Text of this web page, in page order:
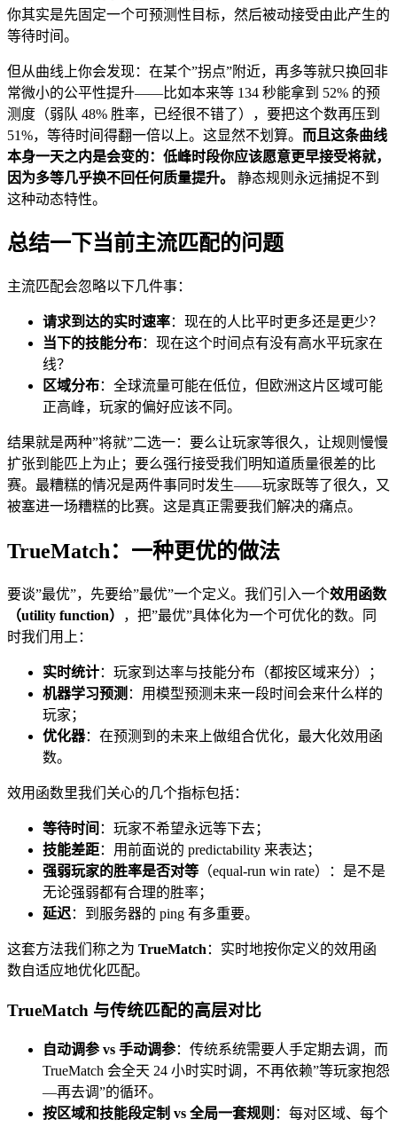
你其实是先固定一个可预测性目标，然后被动接受由此产生的
等待时间。
但从曲线上你会发现：在某个”拐点”附近，再多等就只换回非
常微小的公平性提升——比如本来等 134 秒能拿到 52% 的预
测度（弱队 48% 胜率，已经很不错了），要把这个数再压到
51%，等待时间得翻一倍以上。这显然不划算。 而且这条曲线
本身一天之内是会变的：低峰时段你应该愿意更早接受将就，
因为多等几乎换不回任何质量提升。
静态规则永远捕捉不到
这种动态特性。
总结一下当前主流匹配的问题
主流匹配会忽略以下几件事：
请求到达的实时速率：现在的人比平时更多还是更少？
当下的技能分布：现在这个时间点有没有高水平玩家在
线？
区域分布：全球流量可能在低位，但欧洲这片区域可能
正高峰，玩家的偏好应该不同。
结果就是两种”将就”二选一：要么让玩家等很久，让规则慢慢
扩张到能匹上为止；要么强行接受我们明知道质量很差的比
赛。最糟糕的情况是两件事同时发生——玩家既等了很久，又
被塞进一场糟糕的比赛。这是真正需要我们解决的痛点。
TrueMatch：一种更优的做法
要谈”最优”，先要给”最优”一个定义。我们引入一个效用函数
（utility function）
，把”最优”具体化为一个可优化的数。同
时我们用上：
实时统计：玩家到达率与技能分布（都按区域来分）；
机器学习预测 ：用模型预测未来一段时间会来什么样的
玩家；
优化器：在预测到的未来上做组合优化，最大化效用函
数。
效用函数里我们关心的几个指标包括：
等待时间 ：玩家不希望永远等下去；
技能差距：用前面说的 predictability 来表达；
强弱玩家的胜率是否对等 （equal-run win rate）：是不是
无论强弱都有合理的胜率；
延迟：到服务器的 ping 有多重要。
这套方法我们称之为 TrueMatch ：实时地按你定义的效用函
数自适应地优化匹配。
TrueMatch 与传统匹配的高层对比
自动调参 vs 手动调参：传统系统需要人手定期去调，而
TrueMatch 会全天 24 小时实时调，不再依赖”等玩家抱怨
—再去调”的循环。
按区域和技能段定制 vs 全局一套规则 ：每对区域、每个